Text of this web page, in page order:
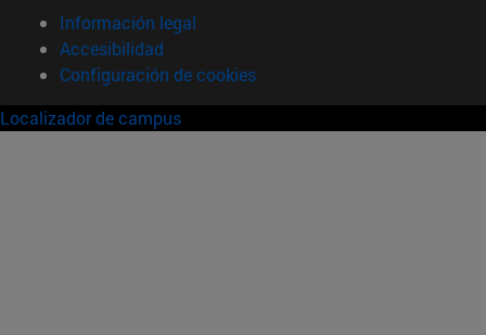
Información legal
Accesibilidad
Configuración de cookies
Localizador de campus